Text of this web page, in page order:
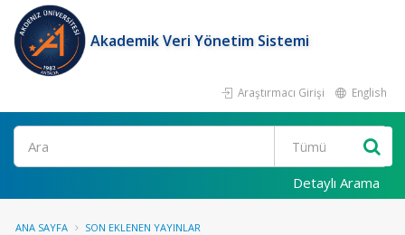
Akademik Veri Yönetim Sistemi
Araştırmacı Girişi English
Ara
Detaylı Arama
ANA SAYFA SON EKLENEN YAYINLAR